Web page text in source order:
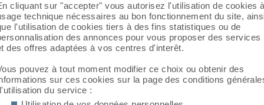
à 08:53)
du col du Festre. Le reste du Dévoluy côté Trièves dont le
pas grand chose à redire si ce n'est qu'elle possède une
cliquant sur "accepter" vous autorisez l'utilisation de cookies à
technique nécessaires au bon fonctionnement du site,
l'utilisation de cookies tiers à des fins statistiques ou de
des annonces pour vous proposer des services
des offres adaptées à vos centres d'interêt.
pouvez à tout moment modifier ce choix ou obtenir des
sur ces cookies sur la page des conditions
du service :